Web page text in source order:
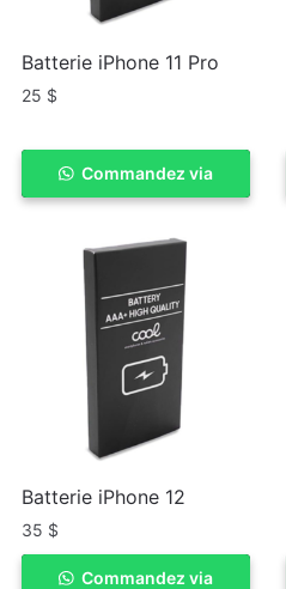
Batterie iPhone 11 Pro
25 $
ACHETER
Commandez via
Batterie iPhone 12
35 $
ACHETER
Commandez via